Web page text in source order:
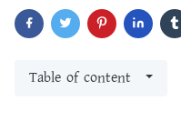
Table of content